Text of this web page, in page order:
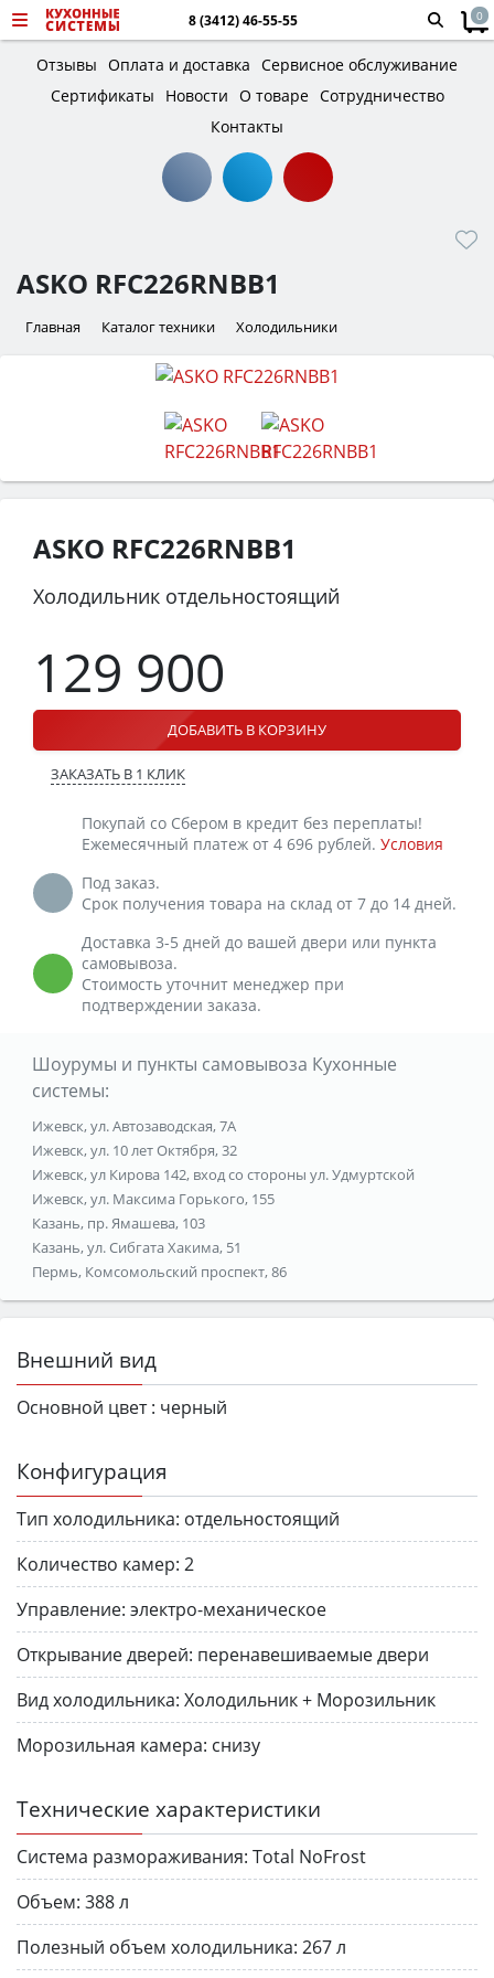
8 (3412) 46-55-55 0
Отзывы Оплата и доставка Сервисное обслуживание
Сертификаты
Новости О товаре Сотрудничество
Контакты
ASKO RFC226RNBB1
Главная Каталог техники Холодильники
ASKO RFC226RNBB1
Холодильник отдельностоящий
129 900
ДОБАВИТЬ В КОРЗИНУ
ЗАКАЗАТЬ В 1 КЛИК
Покупай со Сбером в кредит без переплаты!
Ежемесячный платеж от 4 696 рублей. Условия
Под заказ.
Срок получения товара на склад от 7 до 14 дней.
Доставка 3-5 дней до вашей двери или пункта
самовывоза.
Стоимость уточнит менеджер при
подтверждении заказа.
Шоурумы и пункты самовывоза Кухонные
системы:
Ижевск, ул. Автозаводская, 7А
Ижевск, ул. 10 лет Октября, 32
Ижевск, ул Кирова 142, вход со стороны ул. Удмуртской
Ижевск, ул. Максима Горького, 155
Казань, пр. Ямашева, 103
Казань, ул. Сибгата Хакима, 51
Пермь, Комсомольский проспект, 86
Внешний вид
Основной цвет : черный
Конфигурация
Тип холодильника: отдельностоящий
Количество камер: 2
Управление: электро-механическое
Открывание дверей: перенавешиваемые двери
Вид холодильника: Холодильник + Морозильник
Морозильная камера: снизу
Технические характеристики
Система размораживания: Total NoFrost
Объем: 388 л
Полезный объем холодильника: 267 л